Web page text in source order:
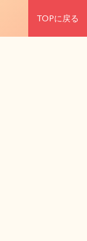
TOPに戻る